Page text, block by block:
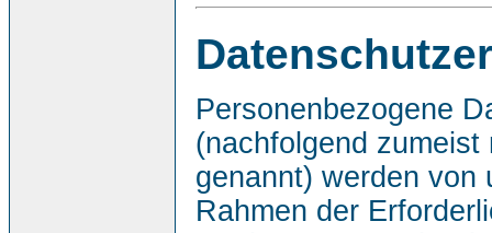
Personenbezogene
(nachfolgend zumeist
genannt) werden von
Rahmen der